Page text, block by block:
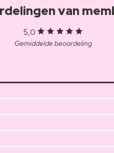
van
5,0
Gemiddelde beoordeling